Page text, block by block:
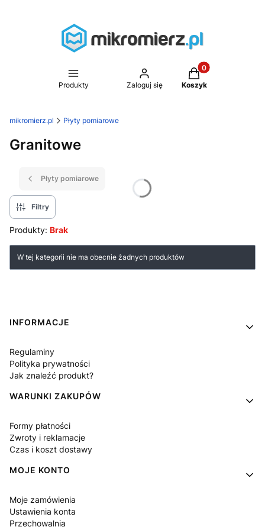
Produkty Zaloguj się
Produkty w
Koszyk
mikromierz.pl Płyty pomiarowe
Granitowe
Płyty pomiarowe
Filtry
Produkty: Brak
Lista produktów
W tej kategorii nie ma obecnie żadnych produktów
Linki w stopce
INFORMACJE
Regulaminy
Polityka prywatności
Jak znaleźć produkt?
WARUNKI ZAKUPÓW
Formy płatności
Zwroty i reklamacje
Czas i koszt dostawy
MOJE KONTO
Moje zamówienia
Ustawienia konta
Przechowalnia